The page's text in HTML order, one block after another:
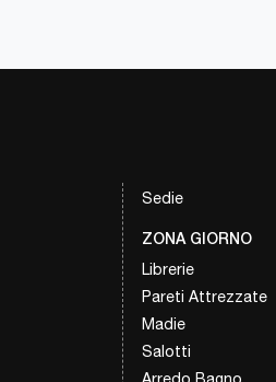
Sedie
ZONA GIORNO
Librerie
Pareti Attrezzate
Madie
Salotti